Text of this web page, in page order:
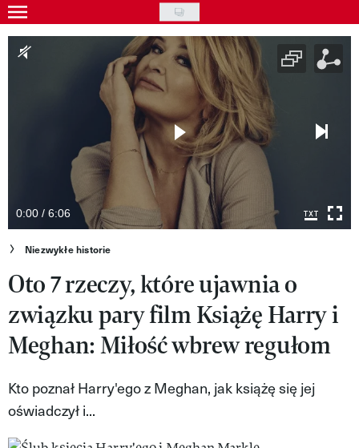
Skip
to
main
Gwiazdy
Kultura
Wideo
Nasze akcje
VIVA!ART
VIVA!MODA
VIVA!MAN
VIVA!PEOPLE POWER
0:00 / 6:06
Niezwykłe historie
Oto 7 rzeczy, które ujawnia o
związku pary film Książę Harry i
Meghan: Miłość wbrew regułom
Kto poznał Harry'ego z Meghan, jak książę się jej
oświadczył i...